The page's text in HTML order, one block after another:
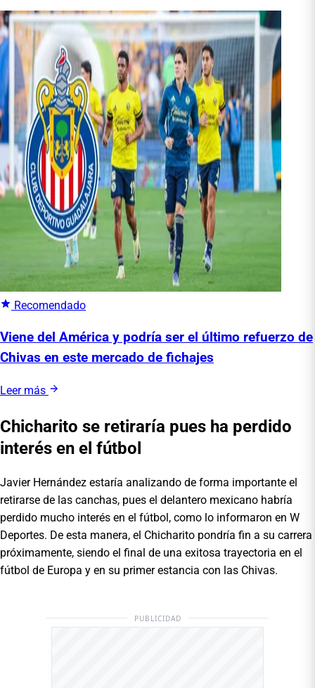
Recomendado
Viene del América y podría ser el último refuerzo de
Chivas en este mercado de fichajes
Leer más
Chicharito se retiraría pues ha perdido
interés en el fútbol
Javier Hernández estaría analizando de forma importante el
retirarse de las canchas, pues el delantero mexicano habría
perdido mucho interés en el fútbol, como lo informaron en W
Deportes. De esta manera, el Chicharito pondría fin a su carrera
próximamente, siendo el final de una exitosa trayectoria en el
fútbol de Europa y en su primer estancia con las Chivas.
PUBLICIDAD